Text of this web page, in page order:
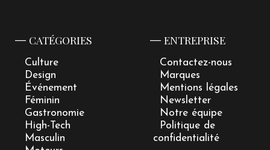
CATÉGORIES
Culture
Design
Événement
Féminin
Gastronomie
High-Tech
Masculin
ENTREPRISE
Contactez-nous
Marques
Mentions légales
Newsletter
Notre équipe
Politique de
confidentialité